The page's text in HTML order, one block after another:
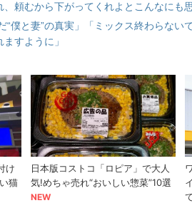
、頼むから下がってくれよとこんなにも
僕と妻”の真実」「ミックス終わらない
すように」